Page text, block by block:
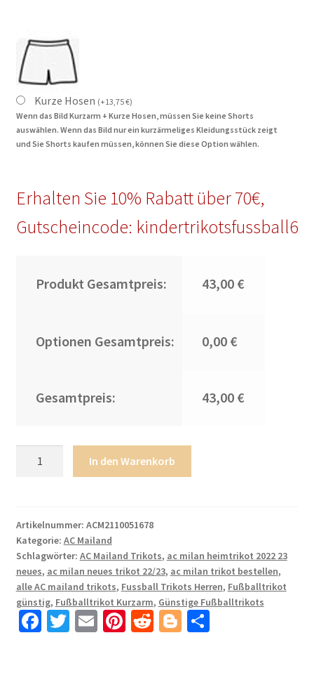
Kurze Hosen (+13,75€)
Wenn das Bild Kurzarm + Kurze Hosen, müssen Sie keine Shorts
auswählen. Wenn das Bild nur ein kurzärmeliges Kleidungsstück zeigt
und Sie Shorts kaufen müssen, können Sie diese Option wählen.
Erhalten Sie 10% Rabatt über 70€,
Gutscheincode: kindertrikotsfussball6
Produkt Gesamtpreis: 43,00 €
Optionen Gesamtpreis: 0,00 €
Gesamtpreis: 43,00 €
2022/23
Schwarz
Rot
Trikotsatz
Bestellen
mit
Aufdruck
In den Warenkorb
Artikelnummer: ACM2110051678
Kategorie: AC Mailand
Schlagwörter: AC Mailand Trikots, ac milan heimtrikot 2022 23
neues, ac milan neues trikot 22/23, ac milan trikot bestellen,
alle AC mailand trikots, Fussball Trikots Herren, Fußballtrikot
günstig, Fußballtrikot Kurzarm, Günstige Fußballtrikots
Fa T E Pi R Bl T